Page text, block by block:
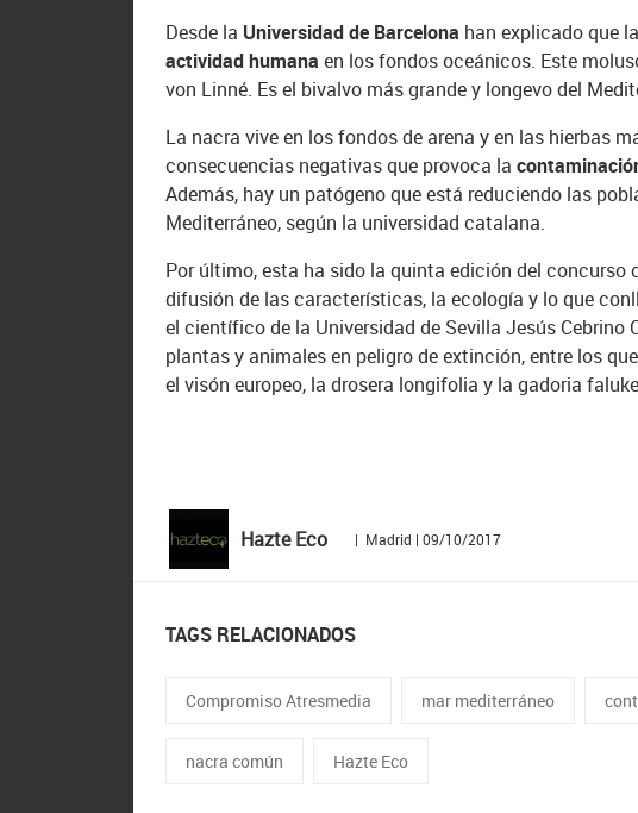
Desde la Universidad de Barcelona han explicado que
actividad humana en los fondos oceánicos. Este
von Linné. Es el bivalvo más grande y longevo del
La nacra vive en los fondos de arena y en las hierbas
consecuencias negativas que provoca la
Además, hay un patógeno que está reduciendo las
Mediterráneo, según la universidad catalana.
Por último, esta ha sido la quinta edición del
difusión de las características, la ecología y lo que
el científico de la Universidad de Sevilla Jesús
plantas y animales en peligro de extinción, entre los
el visón europeo, la drosera longifolia y la gadoria
Hazte Eco | Madrid | 09/10/2017
TAGS RELACIONADOS
Compromiso Atresmedia mar mediterráneo
nacra común Hazte Eco